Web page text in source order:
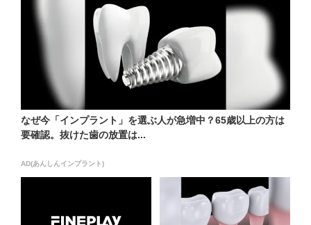
なぜ今「インプラント」を選ぶ人が急増中？65歳以上の方は
要確認。抜けた歯の放置は...
AD(あんしんインプラント)